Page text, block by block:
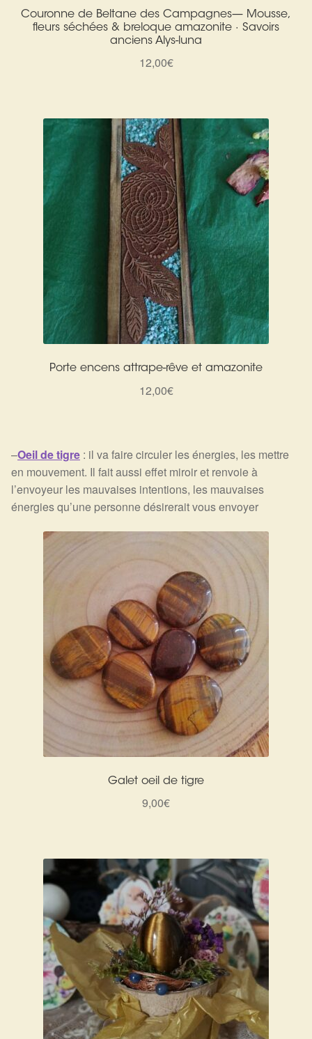
Couronne de Beltane des Campagnes— Mousse,
fleurs séchées & breloque amazonite · Savoirs
anciens Alys-luna
12,00€
Porte encens attrape-rêve et amazonite
12,00€
–Oeil de tigre : il va faire circuler les énergies, les mettre
en mouvement. Il fait aussi effet miroir et renvoie à
l’envoyeur les mauvaises intentions, les mauvaises
énergies qu’une personne désirerait vous envoyer
Galet oeil de tigre
9,00€